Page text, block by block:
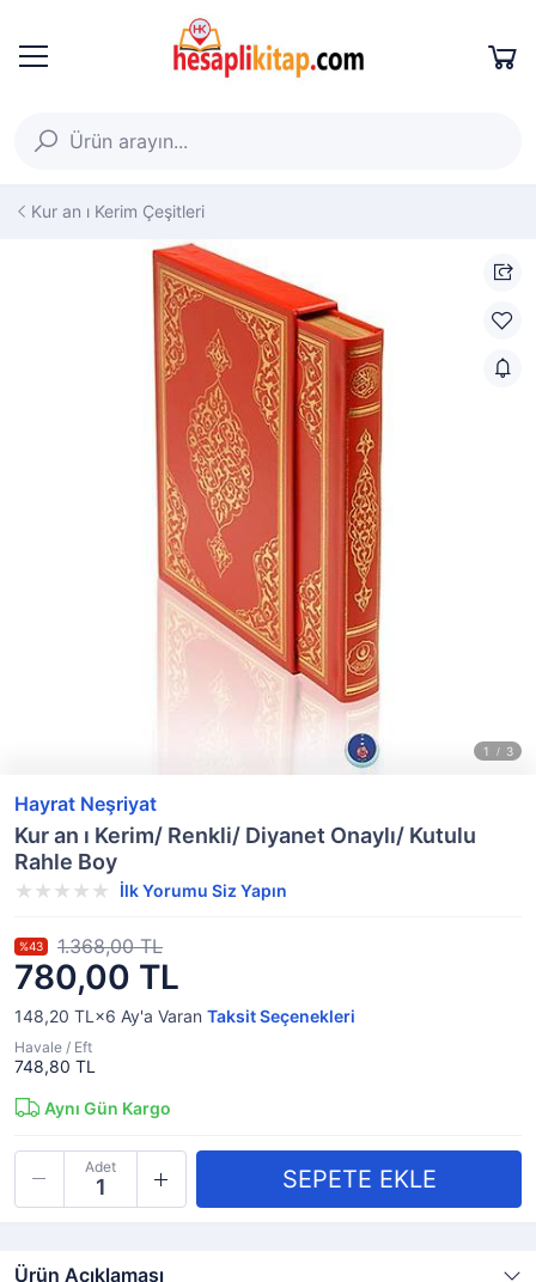
Kur an ı Kerim Çeşitleri
Hayrat Neşriyat
Kur an ı Kerim/ Renkli/ Diyanet Onaylı/ Kutulu
Rahle Boy
İlk Yorumu Siz Yapın
780,00 TL
%43 1.368,00 TL
148,20 TL×6 Ay'a Varan Taksit Seçenekleri
Havale / Eft
748,80 TL
Aynı Gün Kargo
Adet
Ürün Açıklaması